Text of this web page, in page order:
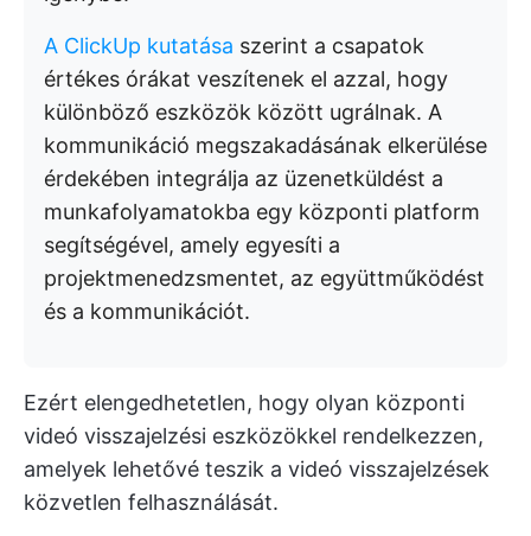
A ClickUp kutatása szerint a csapatok
értékes órákat veszítenek el azzal, hogy
különböző eszközök között ugrálnak. A
kommunikáció megszakadásának elkerülése
érdekében integrálja az üzenetküldést a
munkafolyamatokba egy központi platform
segítségével, amely egyesíti a
projektmenedzsmentet, az együttműködést
és a kommunikációt.
Ezért elengedhetetlen, hogy olyan központi
videó visszajelzési eszközökkel rendelkezzen,
amelyek lehetővé teszik a videó visszajelzések
közvetlen felhasználását.